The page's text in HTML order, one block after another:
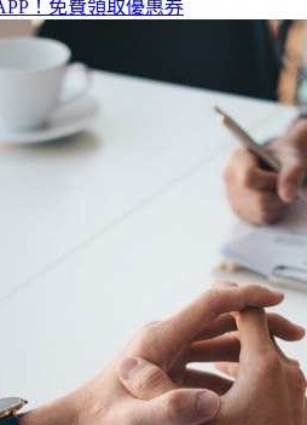
！免費領取優惠券